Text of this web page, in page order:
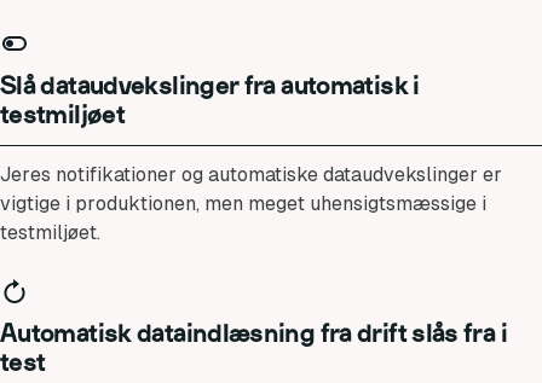
Slå dataudvekslinger fra automatisk i
testmiljøet
Jeres notifikationer og automatiske dataudvekslinger er
vigtige i produktionen, men meget uhensigtsmæssige i
testmiljøet.
Automatisk dataindlæsning fra drift slås fra i
test